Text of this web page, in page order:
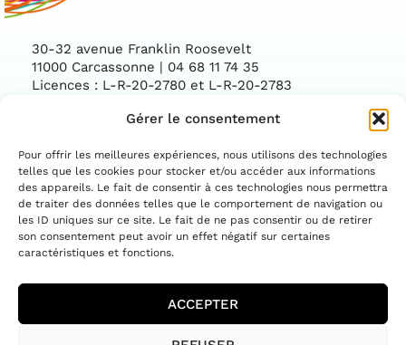
Gérer le consentement
Pour offrir les meilleures expériences, nous utilisons des technologies
telles que les cookies pour stocker et/ou accéder aux informations
des appareils. Le fait de consentir à ces technologies nous permettra
de traiter des données telles que le comportement de navigation ou
les ID uniques sur ce site. Le fait de ne pas consentir ou de retirer
son consentement peut avoir un effet négatif sur certaines
caractéristiques et fonctions.
ACCEPTER
30-32 avenue Franklin Roosevelt
11000 Carcassonne | 04 68 11 74 35
Licences : L-R-20-2780 et L-R-20-2783
Facebook
ASSOCIATION CONVENTIONNÉE PAR LE
DÉPARTEMENT DE L'AUDE ET LA DIRECTION
RÉGIONALE DES AFFAIRES CULTURELLES